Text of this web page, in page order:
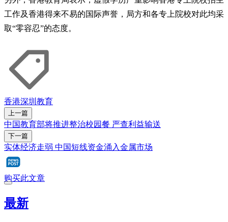
工作及香港得来不易的国际声誉，局方和各专上院校对此均采
取“零容忍”的态度。
香港深圳 教育
上一篇
中国教育部将推进整治校园餐 严查利益输送
下一篇
实体经济走弱 中国短线资金涌入金属市场
购买此文章
最新